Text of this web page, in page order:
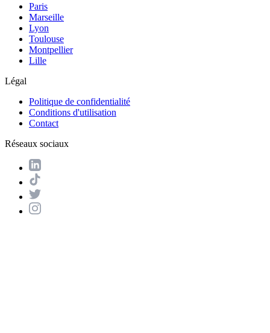
Paris
Marseille
Lyon
Toulouse
Montpellier
Lille
Légal
Politique de confidentialité
Conditions d'utilisation
Contact
Réseaux sociaux